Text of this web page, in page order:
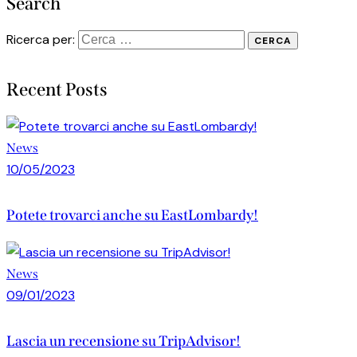
Ricerca per:
Recent Posts
News
10/05/2023
Potete trovarci anche su EastLombardy!
News
09/01/2023
Lascia un recensione su TripAdvisor!